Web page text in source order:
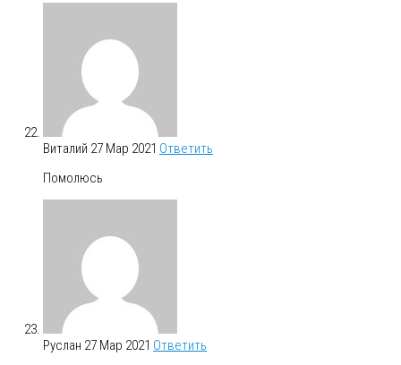
Виталий 27 Мар 2021 Ответить
Помолюсь
Руслан 27 Мар 2021 Ответить